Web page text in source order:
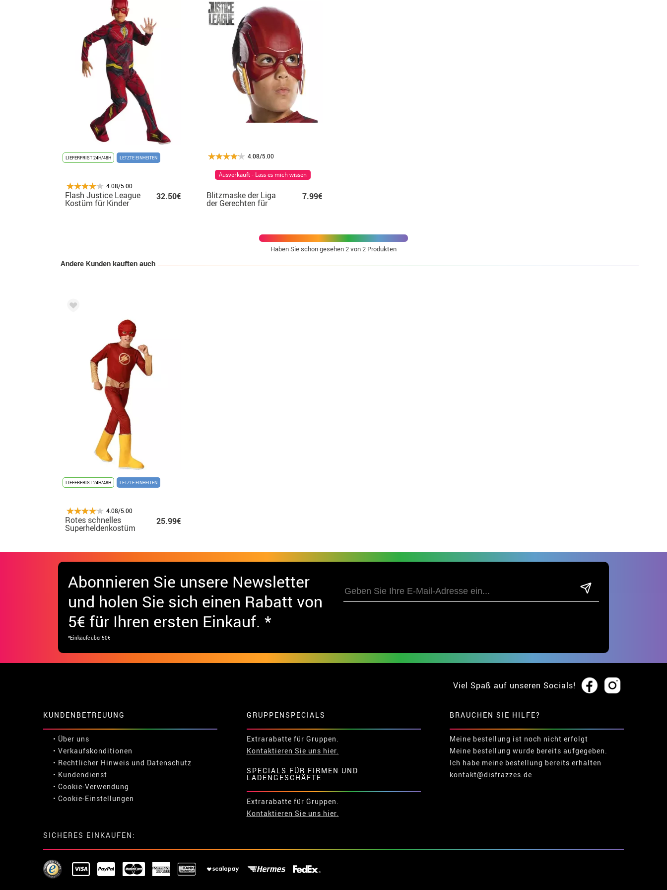
LIEFERFRIST 24H/48H LETZTE EINHEITEN
4.08/5.00
Flash Justice League
Kostüm für Kinder
32.50€
4.08/5.00
Blitzmaske der Liga
der Gerechten für
7.99€
Ausverkauft - Lass es mich wissen
Haben Sie schon gesehen2von 2 Produkten
Andere Kunden kauften auch
LIEFERFRIST 24H/48H LETZTE EINHEITEN
4.08/5.00
Rotes schnelles
Superheldenkostüm
für Jungen
25.99€
Abonnieren Sie unsere Newsletter
und holen Sie sich einen Rabatt von
5€ für Ihren ersten Einkauf. *
*Einkäufe über 50€
Viel Spaß auf unseren Socials!
KUNDENBETREUUNG
• Über uns
• Verkaufskonditionen
• Rechtlicher Hinweis und Datenschutz
• Kundendienst
• Cookie-Verwendung
• Cookie-Einstellungen
GRUPPENSPECIALS
Extrarabatte für Gruppen.
Kontaktieren Sie uns hier.
SPECIALS FÜR FIRMEN UND
LADENGESCHÄFTE
Extrarabatte für Gruppen.
Kontaktieren Sie uns hier.
BRAUCHEN SIE HILFE?
Meine bestellung ist noch nicht erfolgt
Meine bestellung wurde bereits aufgegeben.
Ich habe meine bestellung bereits erhalten
kontakt@disfrazzes.de
SICHERES EINKAUFEN: